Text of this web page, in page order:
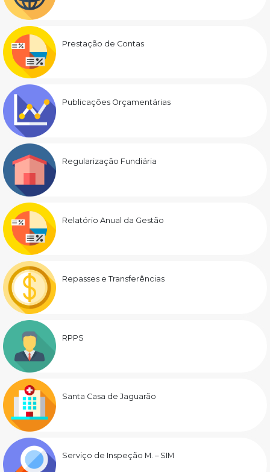
Prestação de Contas
Publicações Orçamentárias
Regularização Fundiária
Relatório Anual da Gestão
Repasses e Transferências
RPPS
Santa Casa de Jaguarão
Serviço de Inspeção M. – SIM